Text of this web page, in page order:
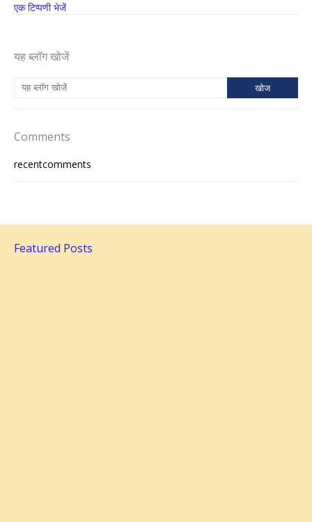
एक टिप्पणी भेजें
यह ब्लॉग खोजें
Comments
recentcomments
Featured Posts